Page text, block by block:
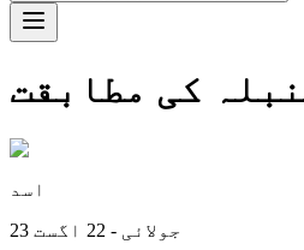
کی مطابقت
اسد
23 جولائی - 22 اگست